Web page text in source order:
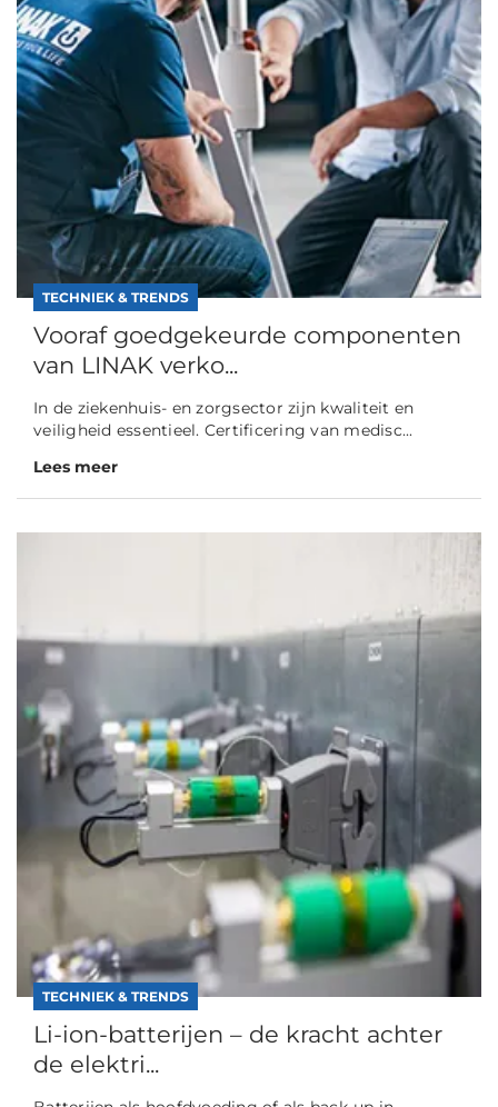
TECHNIEK & TRENDS
Vooraf goedgekeurde componenten
van LINAK verko...
In de ziekenhuis- en zorgsector zijn kwaliteit en
veiligheid essentieel. Certificering van medisc...
Lees meer
TECHNIEK & TRENDS
Li-ion-batterijen – de kracht achter
de elektri...